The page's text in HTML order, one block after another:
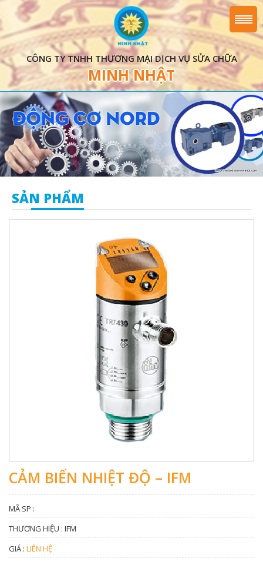
CÔNG TY TNHH THƯƠNG MẠI DỊCH VỤ SỬA CHỮA
MINH NHẬT
SẢN PHẨM
CẢM BIẾN NHIỆT ĐỘ – IFM
MÃ SP :
THƯƠNG HIỆU : IFM
GIÁ : LIÊN HỆ